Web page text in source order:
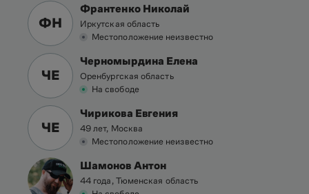
ФН
Франтенко Николай
Иркутская область
Местоположение неизвестно
ЧЕ
Черномырдина Елена
Оренбургская область
На свободе
ЧЕ
Чирикова Евгения
49 лет, Москва
Местоположение неизвестно
Шамонов Антон
44 года, Тюменская область